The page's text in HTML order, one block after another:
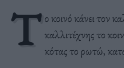
Τ ο κοινό κάνει τον
καλλιτέχνης το
κότας το ρωτώ,